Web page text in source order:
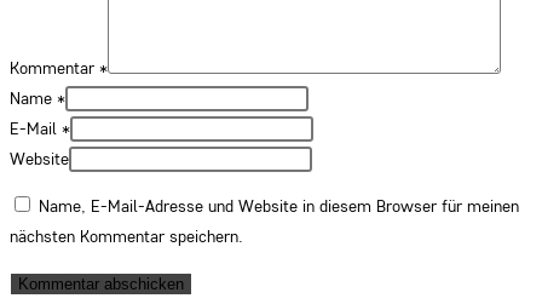
Kommentar *
Name *
E-Mail *
Website
Name, E-Mail-Adresse und Website in diesem Browser für meinen
nächsten Kommentar speichern.